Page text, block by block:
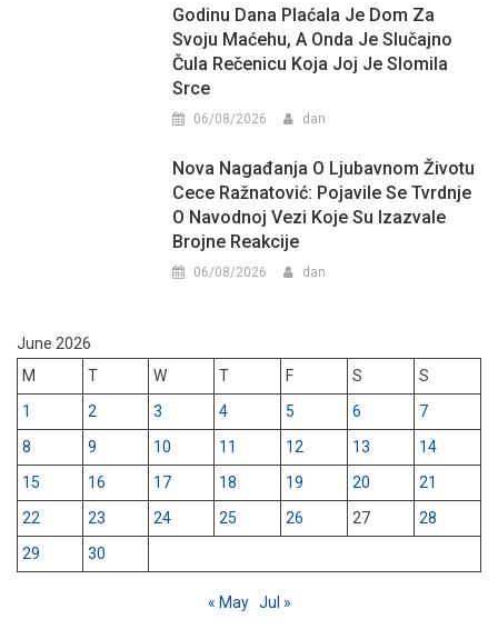
Godinu Dana Plaćala Je Dom Za
Svoju Maćehu, A Onda Je Slučajno
Čula Rečenicu Koja Joj Je Slomila
Srce
06/08/2026 dan
Nova Nagađanja O Ljubavnom Životu
Cece Ražnatović: Pojavile Se Tvrdnje
O Navodnoj Vezi Koje Su Izazvale
Brojne Reakcije
06/08/2026 dan
June 2026
M
T W T F S
S
1
2 3 4 5 6
7
8
9 10 11 12 13
14
15
16 17 18 19 20
21
22
23 24 25 26 27
28
29
30
« May Jul »